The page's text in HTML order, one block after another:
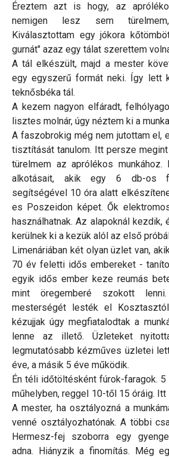
Éreztem azt is hogy, az
nemigen lesz sem
Kiválasztottam egy jókora
gurnát" azaz egy tálat szerettem
A tál elkészült, majd a mester
egy egyszerű formát neki. Így lett
teknősbéka tál.
A kezem nagyon elfáradt,
lisztes molnár, úgy néztem ki a
A faszobrokig még nem jutottam el,
tisztítását tanulom. Itt persze
türelmem az aprólékos munkához.
alkotásait, akik egy 6 db-os
segítségével 10 óra alatt
es Poszeidon képet. Ők
használhatnak. Az alapoknál
kerülnek ki a kezük alól az első
Limenáriában két olyan üzlet van,
70 év feletti idős embereket -
egyik idős ember keze reumás
mint öregemberé szokott
mesterségét lesték el
kézujjak úgy megfiatalodtak a
lenne az illető. Üzleteket
legmutatósabb kézműves üzletei
éve, a másik 5 éve működik.
Én téli időtöltésként fúrok-faragok. 5
műhelyben, reggel 10-től 15 óráig. Itt
A mester, ha osztályozná a
venné osztályozhatónak. A többi
Hermesz-fej szoborra egy
adna. Hiányzik a finomítás. Még